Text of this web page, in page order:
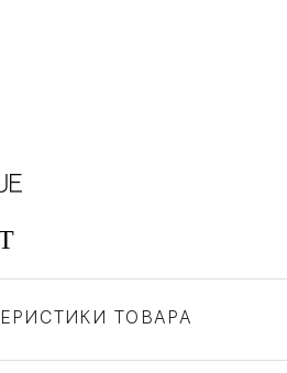
ТОВАРА